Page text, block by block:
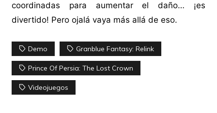
coordinadas para aumentar el daño… ¡es
divertido! Pero ojalá vaya más allá de eso.
Demo Granblue Fantasy: Relink
Prince Of Persia: The Lost Crown
Videojuegos